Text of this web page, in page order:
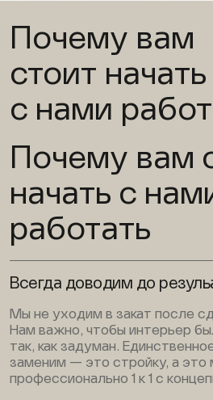
Почему вам
стоит начать
с нами
Почему вам
начать с
работать
Всегда доводим до
Мы не уходим в закат после
Нам важно, чтобы интерьер
так, как задуман.
заменим — это стройку, а это
профессионально 1 к 1 с